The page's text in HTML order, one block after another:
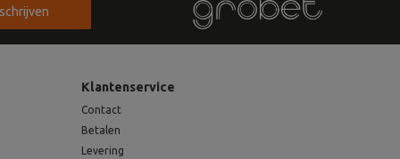
Klantenservice
Contact
Betalen
Levering